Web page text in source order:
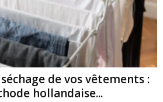
de vos vêtements :
hollandaise...